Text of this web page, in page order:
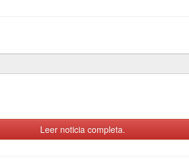
Leer noticia completa.